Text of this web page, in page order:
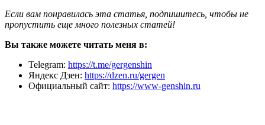
Если вам понравилась эта статья, подпишитесь, чтобы не
пропустить еще много полезных статей!
Вы также можете читать меня в:
Telegram: https://t.me/gergenshin
Яндекс Дзен: https://dzen.ru/gergen
Официальный сайт: https://www-genshin.ru